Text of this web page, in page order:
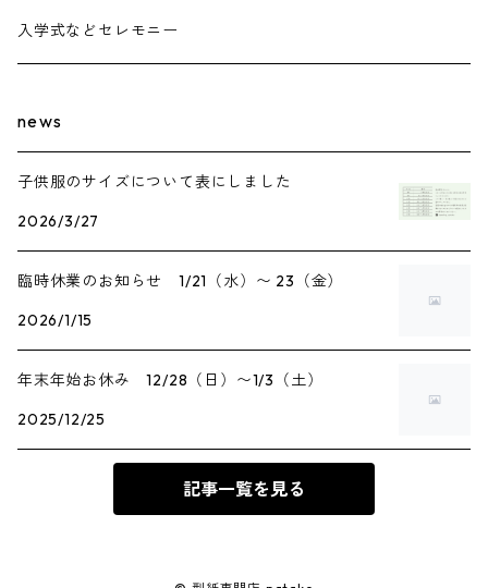
入学式などセレモニー
news
子供服のサイズについて表にしました
2026/3/27
臨時休業のお知らせ 1/21（水）〜 23（金）
2026/1/15
年末年始お休み 12/28（日）〜1/3（土）
2025/12/25
記事一覧を見る